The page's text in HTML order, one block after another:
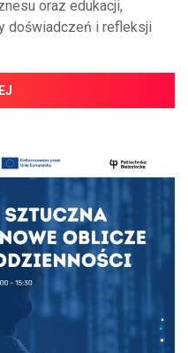
oraz edukacji,
doświadczeń i refleksji